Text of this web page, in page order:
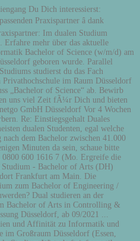
ist notwendig fÃ¼r den Postversand. Die Grundlagen werden bis zum 3. Duales Studium - B. Sc. (Basierend auf Total Visits weltweit, Quelle: comScore) Das Studium schließt Du mit dem europaweit anerkannten Abschluss Bachelor of Laws ab und kannst Deine Karriere in einer der genannten Behörden des Landes Nordrhein-Westfalen beginnen. September 2020 in unserem europäischen Hauptsitz in Düsseldorf ein DUALES STUDIUM ZUM BACHELOR OF ENGINEERING TECHNISCHE INFORMATIK. So wirst du zum Beispiel Software für Unternehmensprozesse entwickeln und an der Digitalisierung von Airbus mitarbeiten. 08.11.2020 Wir suchen Studierende (m,w,d) für Informatik & Softwareentwicklung Clausohm-Software GmbH Neverin Duales Studium in Düsseldorf … Bewerbertraining, damit Du im Bewerbungsprozess optimal vorbereitet bist. September 2020 bietet IT.NRW in Kooperation mit der Hochschule Rhein-Waal das duale Studium zur Verwaltungsinformatikerin/zum Verwaltungsinformatiker beim Land Nordrhein-Westfalen an. Die Studienaufnahme erfolgt jeweils mit dem Wintersemester. Genaueres hierzu erfährst Du von unserer Studienberatung oder hier. Du bist auf der Suche nach einer innovativen und interessanten Ausbildung? 10.12.2020. Ab dem 01. Bei weiteren Fragen wende Dich bitte an die Studienberatung. Das GebÃ¤ude, in dem Haribo bis 1982 seine Kultmarke Maoam produzierte, steht heute unter Denkmalschutz. Dabei ist uns die individuelle Betreuung jedes Einzelnen besonders wichtig. 289 Duales Studium Informatik Jobs in Nordrhein-Westfalen auf Indeed.com. Standort . Firma . Firma . 40547 Düsseldorf Duales Studium zum Bachelor of Science in Informatik Start: 01.08.2021 in Düsseldorf > Mehr Informationen. 0800 600 1616 7 (Mo. Duales Studium Informatik in Düsseldorf gesucht? Aufbau: Duales Informatik-Studium. Studienbeginn: WiSe: 01. Schwerpunkt Informatik Während Deines Studiums lernst Du alles rund um Künstliche Intelligenz, Cloud Technologien, Machine Learning, Software-Architekturen für Big Data und Datenmanagement. Duales Studium Informatik (Bachelor of Science) Impressum Herausgeber: ... nem Studium der Informatik. Jetzt bewerben! Den klassischen Campus-Flair bekommst Du hier schon allein wegen der perfekten Kombination aus alt und neu. Insgesamt studieren knapp 50.000 junge Menschen in Düsseldorf. Ab dem 01. In unserer großen Datenbank listen wir alle Hochschulen, die ein duales Studium anbieten sowie tausende Unternehmen mit dualen Studienplätzen. Duales Studium Bachelor of Science - Informatik Handys, Laptops, Clouds – all das sind heutzutage unsere tagtäglichen Begleiter, erleichtern uns die Arbeit und haben im Zuge der Digitalisierungen einen hohen Stellenwert - auch bei uns, als Telekommunikationsanbieter, eingenommen. Unsere Geschäftsfelder Road- sowie Air & Sea Logistics führen Warensendungen über alle Verkehrsträger zusammen und übernehmen für unsere Kunden vielfältige Aufgaben – vom Transport übers Warehousing bis hin zu kundenspezifischen Services, welche die Wertschöpfungsketten unserer Kunden optimieren. GewÃ¼nschter Studiengang ist ein Pflichtfeld. ... praxisnahes und internationales Studium in den Studiengängen der Informatik und den Ingenieur- und Wirtschaftswissenschaften an. Insgesamt studieren knapp 50.000 junge Menschen in Düsseldorf. In den meisten Fällen dauert das Studium 3,5 Jahre, also sieben Semester. Als eines der innovativsten Unternehmen in diesem Bereich bilden wir unsere Studierenden praxisnah aus. unkompliziertes Bewerbungsformular ein und schlieÃe Deine Bewerbung noch heute ab. Informatik & Wirtschaftsinformatik 28 offene Jobs. Theoretisches Wissen gepaart mit nützlicher Praxiserfahrung. Hier lebst und studierst Du an einem sehr familiÃ¤ren und bunten Ort, an dem es garantiert nie langweilig wird. RÃ¤ume und Ausstattung sind dafÃ¼r umso moderner. Freie Stellen für ein duales Studium in Düsseldorf. Lerne uns persÃ¶nlich kennen, stelle Deine Fragen und erfahre alles Wichtige zum dualen Studium an der IUBH â bei unseren, Dein duales Studium am Campus DÃ¼sseldorf, Wirtschafts­ingenieur­wesen Maschi­nenbau, Praxiserfahren: Dozenten aus der Wirtschaft, Hol Dir Deinen kostenlosen StudienfÃ¼hrer, Ich mÃ¶chte meine StudienbroschÃ¼re auch per Post erhalten, Es fehlt nur noch ein weiterer Schritt: BestÃ¤tige Deine E-Mail Adresse Ã¼ber die E-Mail, die wir an Dich sende